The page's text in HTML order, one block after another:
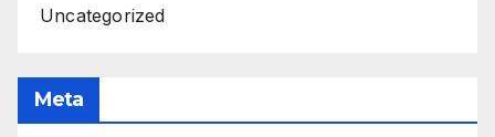
Uncategorized
Meta